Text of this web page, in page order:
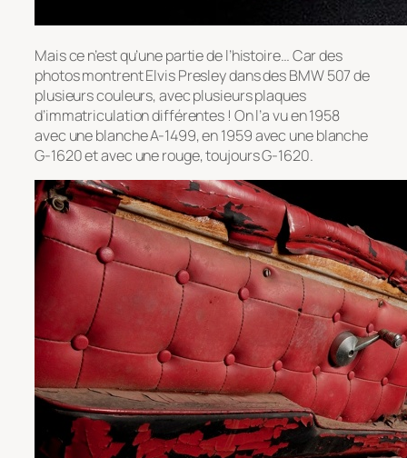
Mais ce n’est qu’une partie de l’histoire… Car des
photos montrent Elvis Presley dans des BMW 507 de
plusieurs couleurs, avec plusieurs plaques
d’immatriculation différentes ! On l’a vu en 1958
avec une blanche A-1499, en 1959 avec une blanche
G-1620 et avec une rouge, toujours G-1620.